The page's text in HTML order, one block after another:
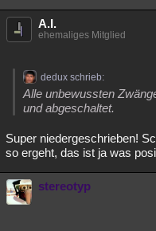
A.I.
ehemaliges Mitglied
dedux schrieb:
Alle unbewussten
und abgeschaltet.
Super niedergeschrieben!
so ergeht, das ist ja was
stereotyp